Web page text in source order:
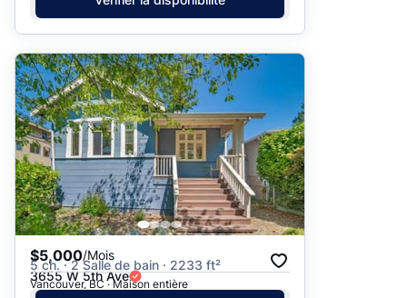
$5,000/Mois
5 ch. · 2 Salle de bain · 2233 ft²
3655 W 5th Ave
Vancouver, BC · Maison entière